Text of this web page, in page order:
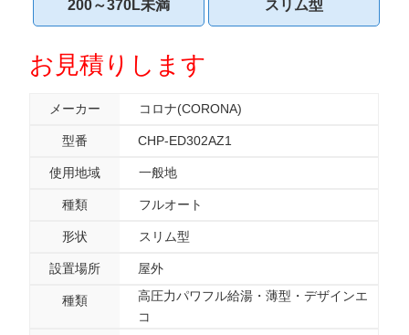
200～370L未満 スリム型
お見積りします
メーカー コロナ(CORONA)
型番 CHP-ED302AZ1
使用地域 一般地
種類 フルオート
形状 スリム型
設置場所 屋外
種類
高圧力パワフル給湯・薄型・デザインエ
コ